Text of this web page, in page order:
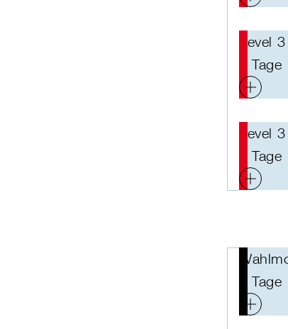
Level
9 Tage
Level
5 Tage
5 Tage